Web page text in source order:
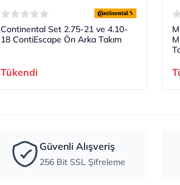
Continental Set 2.75-21 ve 4.10-
18 ContiEscape Ön Arka Takım
Tükendi
Güvenli Alışveriş
256 Bit SSL Şifreleme